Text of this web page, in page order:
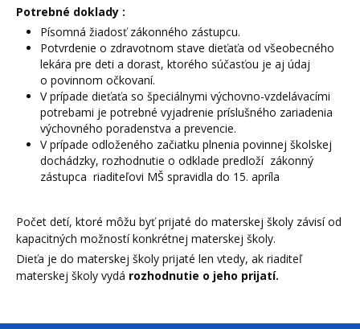
Potrebné doklady :
Písomná žiadosť zákonného zástupcu.
Potvrdenie o zdravotnom stave dieťaťa od všeobecného
lekára pre deti a dorast, ktorého súčasťou je aj údaj
o povinnom očkovaní.
V prípade dieťaťa so špeciálnymi výchovno-vzdelávacími
potrebami je potrebné vyjadrenie príslušného zariadenia
výchovného poradenstva a prevencie.
V prípade odloženého začiatku plnenia povinnej školskej
dochádzky, rozhodnutie o odklade predloží zákonný
zástupca riaditeľovi MŠ spravidla do 15. apríla
Počet detí, ktoré môžu byť prijaté do materskej školy závisí od
kapacitných možností konkrétnej materskej školy.
Dieťa je do materskej školy prijaté len vtedy, ak riaditeľ
materskej školy vydá rozhodnutie o jeho prijatí.